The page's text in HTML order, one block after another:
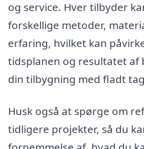
og service. Hver tilbyder
forskellige metoder,
erfaring, hvilket kan
tidsplanen og resultatet af
din tilbygning med fladt
Husk også at spørge om
tidligere projekter, så du